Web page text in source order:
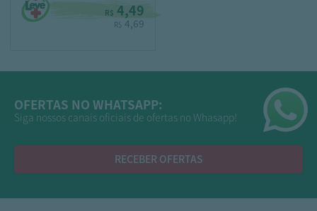
R$ 4,49
R$ 4,69
OFERTAS NO WHATSAPP:
Siga nossos canais oficiais de ofertas no Whasapp!
RECEBER OFERTAS